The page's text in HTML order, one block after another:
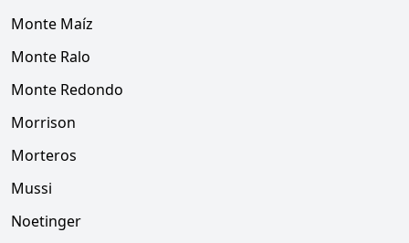
Monte Maíz
Monte Ralo
Monte Redondo
Morrison
Morteros
Mussi
Noetinger